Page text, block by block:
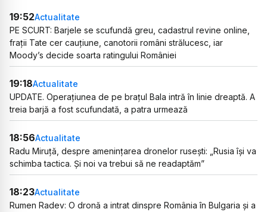
19:52Actualitate
PE SCURT: Barjele se scufundă greu, cadastrul revine online,
frații Tate cer cauțiune, canotorii români strălucesc, iar
Moody’s decide soarta ratingului României
19:18Actualitate
UPDATE. Operațiunea de pe brațul Bala intră în linie dreaptă. A
treia barjă a fost scufundată, a patra urmează
18:56Actualitate
Radu Miruță, despre amenințarea dronelor rusești: „Rusia își va
schimba tactica. Și noi va trebui să ne readaptăm”
18:23Actualitate
Rumen Radev: O dronă a intrat dinspre România în Bulgaria și a